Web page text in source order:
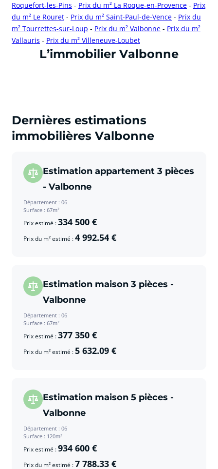
Roquefort-les-Pins - Prix du m² La Roque-en-Provence - Prix
du m² Le Rouret - Prix du m² Saint-Paul-de-Vence - Prix du
m² Tourrettes-sur-Loup - Prix du m² Valbonne - Prix du m²
Vallauris - Prix du m² Villeneuve-Loubet
cliquer pour afficher plus du text
L’immobilier Valbonne
Dernières estimations
immobilières Valbonne
Estimation appartement 3 pièces
- Valbonne
Département : 06
Surface : 67m²
Prix estimé :334 500 €
Prix du m² estimé :4 992.54 €
Estimation maison 3 pièces -
Valbonne
Département : 06
Surface : 67m²
Prix estimé :377 350 €
Prix du m² estimé :5 632.09 €
Estimation maison 5 pièces -
Valbonne
Département : 06
Surface : 120m²
Prix estimé :934 600 €
Prix du m² estimé :7 788.33 €